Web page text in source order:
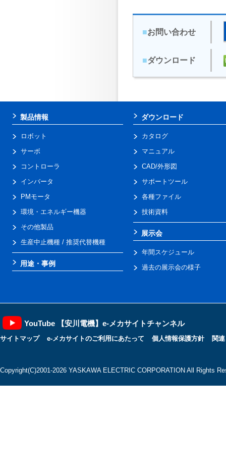
■お問い合わせ
■ダウンロード
製品情報
ロボット
サーボ
コントローラ
インバータ
PMモータ
環境・エネルギー機器
その他製品
生産中止機種 / 推奨代替機種
用途・事例
ダウンロード
カタログ
マニュアル
CAD/外形図
サポートツール
各種ファイル
技術資料
展示会
年間スケジュール
過去の展示会の様子
YouTube 【安川電機】e-メカサイトチャンネル
サイトマップ e-メカサイトのご利用にあたって 個人情報保護方針 関
Copyright(C)2001‐2026 YASKAWA ELECTRIC CORPORATION All Rights